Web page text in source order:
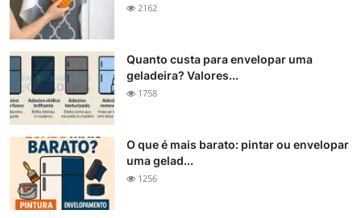
2162
Quanto custa para envelopar uma
geladeira? Valores...
1758
O que é mais barato: pintar ou envelopar
uma gelad...
1256